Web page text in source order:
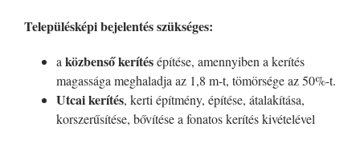
Településképi bejelentés szükséges:
aközbenső kerítésépítése, amennyiben a kerítés
magassága meghaladja az 1,8 m-t, tömörsége az 50%-t.
Utcai kerítés, kerti építmény, építése, átalakítása,
korszerűsítése, bővítése a fonatos kerítés kivételével